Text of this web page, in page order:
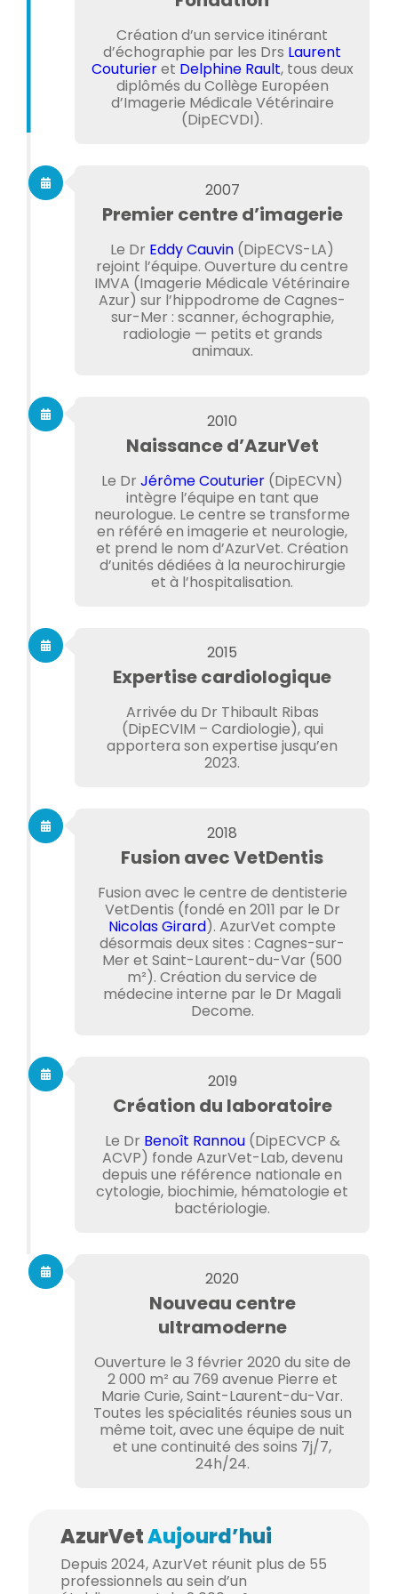
Création d’un service itinérant
d’échographie par les Drs Laurent
Couturieret Delphine Rault, tous deux
diplômés du Collège Européen
d’Imagerie Médicale Vétérinaire
(DipECVDI).
2007
Premier centre d’imagerie
Le Dr Eddy Cauvin (DipECVS-LA)
rejoint l’équipe. Ouverture du centre
IMVA (Imagerie Médicale Vétérinaire
Azur) sur l’hippodrome de Cagnes-
sur-Mer : scanner, échographie,
radiologie — petits et grands
animaux.
2010
Naissance d’AzurVet
Le Dr Jérôme Couturier (DipECVN)
intègre l’équipe en tant que
neurologue. Le centre se transforme
en référé en imagerie et neurologie,
et prend le nom d’AzurVet. Création
d’unités dédiées à la neurochirurgie
et à l’hospitalisation.
2015
Expertise cardiologique
Arrivée du Dr Thibault Ribas
(DipECVIM – Cardiologie), qui
apportera son expertise jusqu’en
2023.
2018
Fusion avec VetDentis
Fusion avec le centre de dentisterie
VetDentis (fondé en 2011 par le Dr
Nicolas Girard). AzurVet compte
désormais deux sites : Cagnes-sur-
Mer et Saint-Laurent-du-Var (500
m²). Création du service de
médecine interne par le Dr Magali
Decome.
2019
Création du laboratoire
Le Dr Benoît Rannou (DipECVCP &
ACVP) fonde AzurVet-Lab, devenu
depuis une référence nationale en
cytologie, biochimie, hématologie et
bactériologie.
2020
Nouveau centre
ultramoderne
Ouverture le 3 février 2020 du site de
2 000 m² au 769 avenue Pierre et
Marie Curie, Saint-Laurent-du-Var.
Toutes les spécialités réunies sous un
même toit, avec une équipe de nuit
et une continuité des soins 7j/7,
24h/24.
AzurVetAujourd’hui
Depuis 2024, AzurVet réunit plus de 55
professionnels au sein d’un